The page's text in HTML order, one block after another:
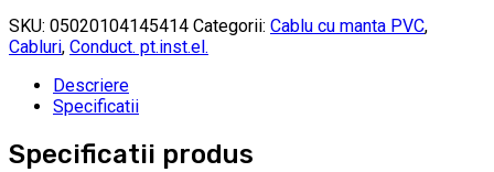
SKU: 05020104145414 Categorii: Cablu cu manta PVC,
Cabluri, Conduct. pt.inst.el.
Descriere
Specificatii
Specificatii produs